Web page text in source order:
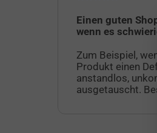
Einen guten
wenn es
Zum Beispiel,
Produkt einen
anstandlos,
ausgetauscht.